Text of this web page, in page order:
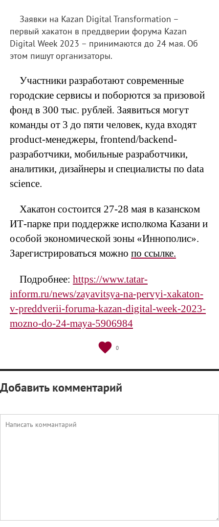
Заявки на Kazan Digital Transformation –
первый хакатон в преддверии форума Kazan
Digital Week 2023 – принимаются до 24 мая. Об
этом пишут организаторы.
Участники разработают современные
городские сервисы и поборются за призовой
фонд в 300 тыс. рублей. Заявиться могут
команды от 3 до пяти человек, куда входят
product-менеджеры, frontend/backend-
разработчики, мобильные разработчики,
аналитики, дизайнеры и специалисты по data
science.
Хакатон состоится 27-28 мая в казанском
ИТ-парке при поддержке исполкома Казани и
особой экономической зоны «Иннополис».
Зарегистрироваться можно по ссылке.
Подробнее: https://www.tatar-
inform.ru/news/zayavitsya-na-pervyi-xakaton-
v-preddverii-foruma-kazan-digital-week-2023-
mozno-do-24-maya-5906984
0
Добавить комментарий